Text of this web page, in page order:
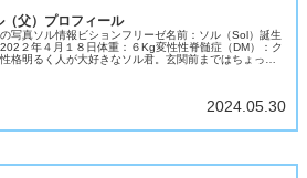
（父）プロフィール
写真ソル情報ビションフリーゼ名前：ソル（Sol）誕生
２年４月１８日体重：６Kg変性性脊髄症（DM）：ク
格明るく人が大好きなソル君。玄関前まではちょっぴ
2024.05.30